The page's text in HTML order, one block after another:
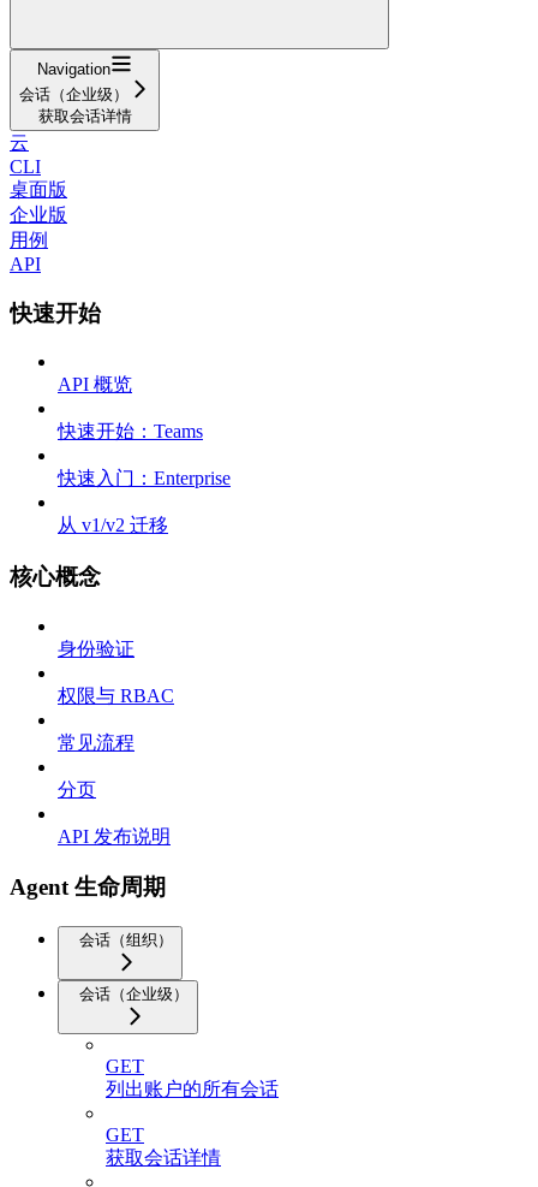
Navigation
会话（企业级）
获取会话详情
云
CLI
桌面版
企业版
用例
API
快速开始
API 概览
快速开始：Teams
快速入门：Enterprise
从 v1/v2 迁移
核心概念
身份验证
权限与 RBAC
常见流程
分页
API 发布说明
Agent 生命周期
会话（组织）
会话（企业级）
GET
列出账户的所有会话
GET
获取会话详情